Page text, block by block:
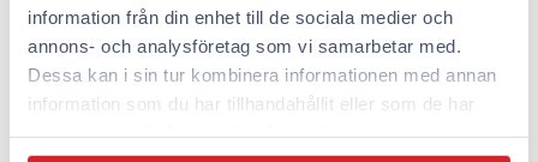
information från din enhet till de sociala medier och
annons- och analysföretag som vi samarbetar med.
Dessa kan i sin tur kombinera informationen med annan
information som du har tillhandahållit eller som de har
familjesemestern i Tammerfors?
När du planerar den perfekta familjesemestern i